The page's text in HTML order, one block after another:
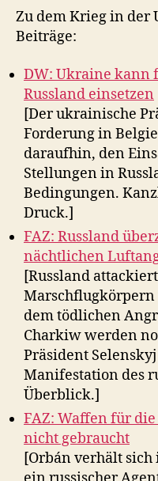
Zu dem Krieg in der
Beiträge:
DW: Ukraine kann
Russland einsetzen
[Der ukrainische
Forderung in
daraufhin, den
Stellungen in
Bedingungen.
Druck.]
FAZ: Russland
nächtlichen
[Russland
dem tödlichen
Charkiw werden
Präsident
Manifestation des
Überblick.]
FAZ: Waffen für
nicht gebraucht
[Orbán verhält